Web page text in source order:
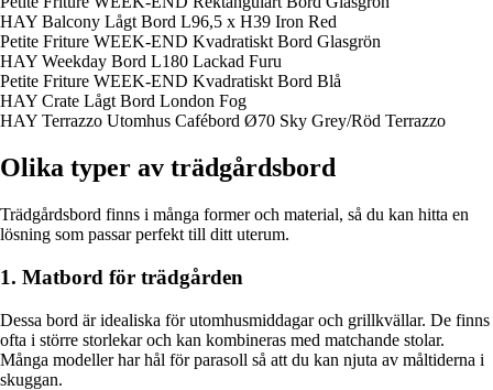
HAY Balcony Lågt Bord L96,5 x H39 Iron Red
Petite Friture WEEK-END Kvadratiskt Bord Glasgrön
HAY Weekday Bord L180 Lackad Furu
Petite Friture WEEK-END Kvadratiskt Bord Blå
HAY Crate Lågt Bord London Fog
HAY Terrazzo Utomhus Cafébord Ø70 Sky Grey/Röd Terrazzo
Olika typer av trädgårdsbord
Trädgårdsbord finns i många former och material, så du kan hitta en
lösning som passar perfekt till ditt uterum.
1. Matbord för trädgården
Dessa bord är idealiska för utomhusmiddagar och grillkvällar. De finns
ofta i större storlekar och kan kombineras med matchande stolar.
Många modeller har hål för parasoll så att du kan njuta av måltiderna i
skuggan.